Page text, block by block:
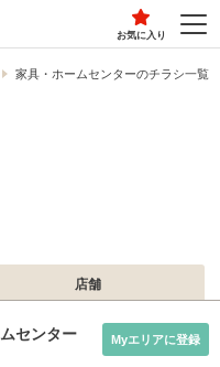
お気に入り
家具・ホームセンターのチラシ一覧
店舗
センター
Myエリアに登録